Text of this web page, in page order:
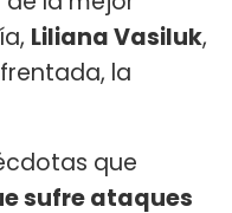
Liliana Vasiluk,
la
que
sufre ataques